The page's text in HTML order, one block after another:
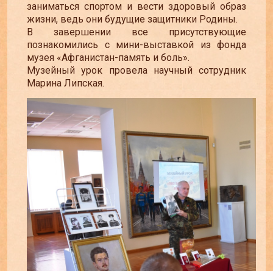
заниматься спортом и вести здоровый образ
жизни, ведь они будущие защитники Родины.
В завершении все присутствующие
познакомились с мини-выставкой из фонда
музея «Афганистан-память и боль».
Музейный урок провела научный сотрудник
Марина Липская.